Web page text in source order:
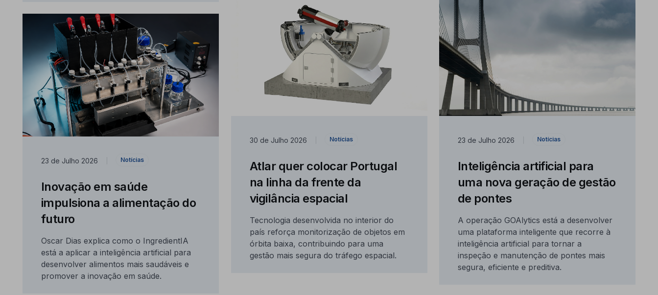
30 de Julho 2026 Notícias
Atlar quer colocar Portugal
na linha da frente da
vigilância espacial
Tecnologia desenvolvida no interior do
país reforça monitorização de objetos em
órbita baixa, contribuindo para uma
gestão mais segura do tráfego espacial.
23 de Julho 2026 Notícias
Inteligência artificial para
uma nova geração de gestão
de pontes
A operação GOAlytics está a desenvolver
uma plataforma inteligente que recorre à
inteligência artificial para tornar a
inspeção e manutenção de pontes mais
segura, eficiente e preditiva.
23 de Julho 2026 Notícias
Inovação em saúde
impulsiona a alimentação do
futuro
Oscar Dias explica como o IngredientIA
está a aplicar a inteligência artificial para
desenvolver alimentos mais saudáveis e
promover a inovação em saúde.